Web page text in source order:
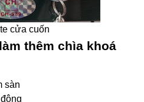
cửa cuốn
thêm chìa khoá
sàn